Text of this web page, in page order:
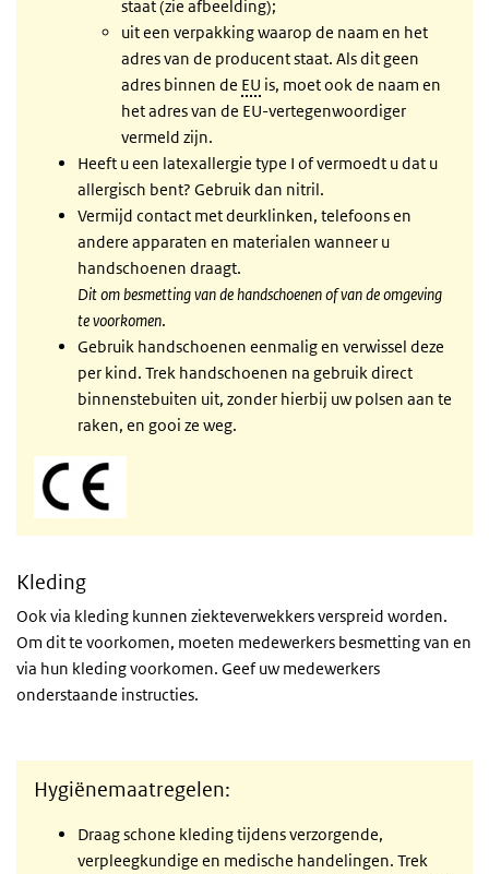
staat (zie afbeelding);
uit een verpakking waarop de naam en het
adres van de producent staat. Als dit geen
adres binnen de EU is, moet ook de naam en
het adres van de EU-vertegenwoordiger
vermeld zijn.
Heeft u een latexallergie type I of vermoedt u dat u
allergisch bent? Gebruik dan nitril.
Vermijd contact met deurklinken, telefoons en
andere apparaten en materialen wanneer u
handschoenen draagt.
Dit om besmetting van de handschoenen of van de omgeving
te voorkomen.
Gebruik handschoenen eenmalig en verwissel deze
per kind. Trek handschoenen na gebruik direct
binnenstebuiten uit, zonder hierbij uw polsen aan te
raken, en gooi ze weg.
Kleding
Ook via kleding kunnen ziekteverwekkers verspreid worden.
Om dit te voorkomen, moeten medewerkers besmetting van en
via hun kleding voorkomen. Geef uw medewerkers
onderstaande instructies.
Hygiënemaatregelen:
Draag schone kleding tijdens verzorgende,
verpleegkundige en medische handelingen. Trek